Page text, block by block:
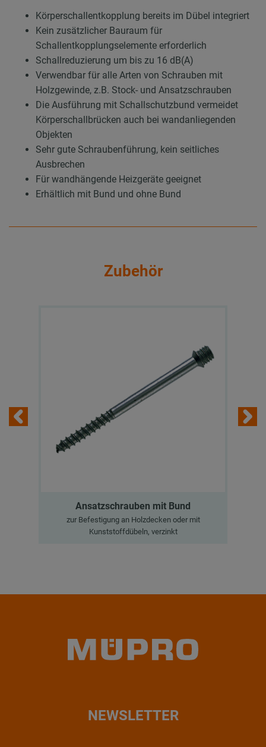
Körperschallentkopplung bereits im Dübel integriert
Kein zusätzlicher Bauraum für
Schallentkopplungselemente erforderlich
Schallreduzierung um bis zu 16 dB(A)
Verwendbar für alle Arten von Schrauben mit
Holzgewinde, z.B. Stock- und Ansatzschrauben
Die Ausführung mit Schallschutzbund vermeidet
Körperschallbrücken auch bei wandanliegenden
Objekten
Sehr gute Schraubenführung, kein seitliches
Ausbrechen
Für wandhängende Heizgeräte geeignet
Erhältlich mit Bund und ohne Bund
Zubehör
Ansatzschrauben mit Bund
zur Befestigung an Holzdecken oder mit
Kunststoffdübeln, verzinkt
NEWSLETTER